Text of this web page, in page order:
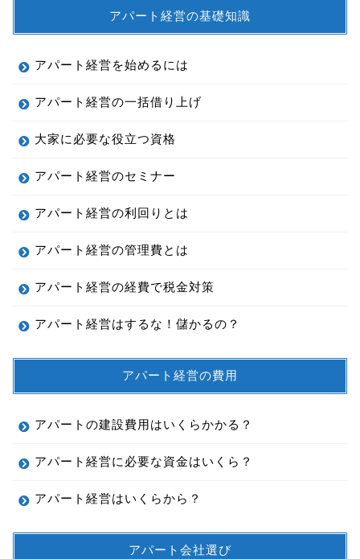
アパート経営の基礎知識
アパート経営を始めるには
アパート経営の一括借り上げ
大家に必要な役立つ資格
アパート経営のセミナー
アパート経営の利回りとは
アパート経営の管理費とは
アパート経営の経費で税金対策
アパート経営はするな！儲かるの？
アパート経営の費用
アパートの建設費用はいくらかかる？
アパート経営に必要な資金はいくら？
アパート経営はいくらから？
アパート会社選び